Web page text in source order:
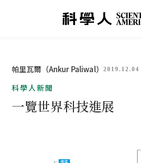
帕里瓦爾（Ankur Paliwal） 2019.12.04
科學人新聞
一覽世界科技進展